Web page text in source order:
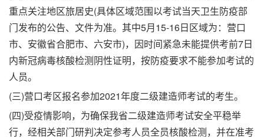
重点关注地区旅居史(具体区域范围以考试当天卫生防疫部
门发布的公告、文件为准。其中5月15-16日区域为：营口
市、安徽省合肥市、六安市)，因时间紧急未能提供考前7日
内新冠病毒核酸检测阴性证明，按防疫要求不能参加考试的
人员。
(三)营口考区报名参加2021年度二级建造师考试的考生。
(四)受疫情影响，为确保我省二级建造师考试安全平稳举
行，经相关部门研判决定参考人员全员核酸检测，并在准考